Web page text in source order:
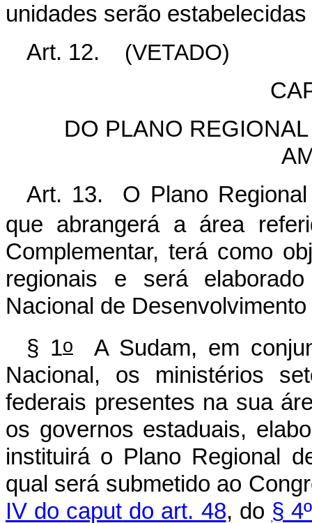
unidades serão
Art. 12.
(VETADO)
DO PLANO
Art. 13. O Plano Regional
que abrangerá a área
Complementar, terá como
regionais e será
Nacional de
§ 1o
A Sudam, em
Nacional, os ministérios
federais presentes na sua
os governos estaduais,
instituirá o Plano Regional
qual será submetido ao
IV do caput do art. 48, do §